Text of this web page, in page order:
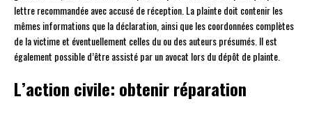
lettre recommandée avec accusé de réception. La plainte doit contenir les
mêmes informations que la déclaration, ainsi que les coordonnées complètes
de la victime et éventuellement celles du ou des auteurs présumés. Il est
également possible d’être assisté par un avocat lors du dépôt de plainte.
L’action civile: obtenir réparation